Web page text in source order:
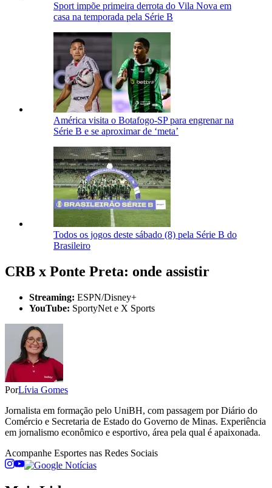
Sport impõe primeira derrota do Vila Nova em
casa na temporada pela Série B
América visita o Botafogo-SP para engrenar na
Série B e se aproximar de ‘meta’
Todos os jogos deste sábado (8) pela Série B do
Brasileiro
CRB x Ponte Preta: onde assistir
Streaming: ESPN/Disney+
YouTube: SportyNet e X Sports
PorLívia Gomes
Jornalista em formação pelo UniBH, com passagem por Diário do
Comércio e Secretaria de Estado do Governo de Minas. Experiência
em jornalismo econômico e esportivo, área pela qual é apaixonada.
Acompanhe Esportes nas Redes Sociais